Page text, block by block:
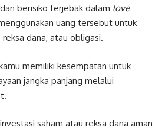
berisiko terjebak dalam love
uang tersebut untuk
dana, atau obligasi.
memiliki kesempatan untuk
jangka panjang melalui
saham atau reksa dana aman